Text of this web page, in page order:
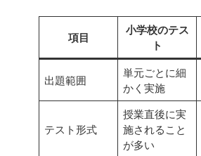
項目
小学校のテス
ト
出題範囲
単元ごとに細
かく実施
テスト形式
授業直後に実
施されること
が多い